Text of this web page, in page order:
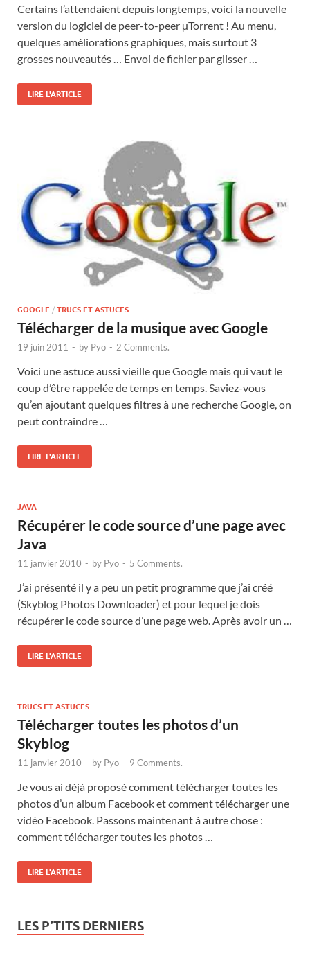
Certains l’attendaient depuis longtemps, voici la nouvelle
version du logiciel de peer-to-peer µTorrent ! Au menu,
quelques améliorations graphiques, mais surtout 3
grosses nouveautés … Envoi de fichier par glisser …
LIRE L'ARTICLE
GOOGLE / TRUCS ET ASTUCES
Télécharger de la musique avec Google
19 juin 2011 - by Pyo - 2 Comments.
Voici une astuce aussi vieille que Google mais qui vaut le
coup d’être rappelée de temps en temps. Saviez-vous
qu’en ajoutant quelques filtres à une recherche Google, on
peut contraindre …
LIRE L'ARTICLE
JAVA
Récupérer le code source d’une page avec
Java
11 janvier 2010 - by Pyo - 5 Comments.
J’ai présenté il y a peu un petit programme que j’ai créé
(Skyblog Photos Downloader) et pour lequel je dois
récupérer le code source d’une page web. Après avoir un …
LIRE L'ARTICLE
TRUCS ET ASTUCES
Télécharger toutes les photos d’un
Skyblog
11 janvier 2010 - by Pyo - 9 Comments.
Je vous ai déjà proposé comment télécharger toutes les
photos d’un album Facebook et comment télécharger une
vidéo Facebook. Passons maintenant à autre chose :
comment télécharger toutes les photos …
LIRE L'ARTICLE
LES P’TITS DERNIERS